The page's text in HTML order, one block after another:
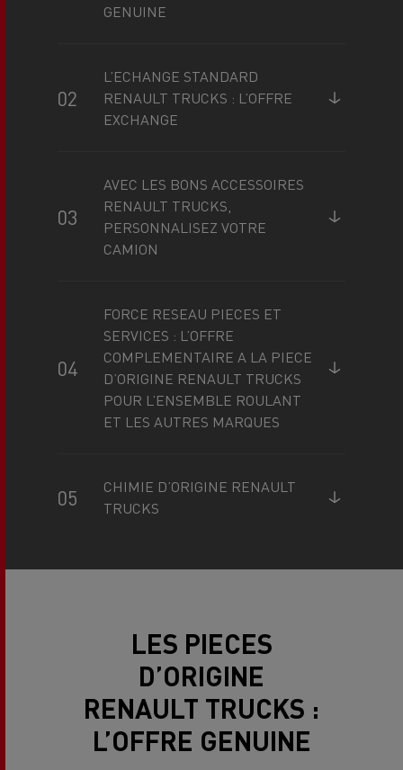
GENUINE
L’ECHANGE STANDARD
RENAULT TRUCKS : L’OFFRE
EXCHANGE
AVEC LES BONS ACCESSOIRES
RENAULT TRUCKS,
PERSONNALISEZ VOTRE
CAMION
FORCE RESEAU PIECES ET
SERVICES : L’OFFRE
COMPLEMENTAIRE A LA PIECE
D’ORIGINE RENAULT TRUCKS
POUR L’ENSEMBLE ROULANT
ET LES AUTRES MARQUES
CHIMIE D’ORIGINE RENAULT
TRUCKS
LES PIECES
D’ORIGINE
RENAULT TRUCKS :
L’OFFRE GENUINE